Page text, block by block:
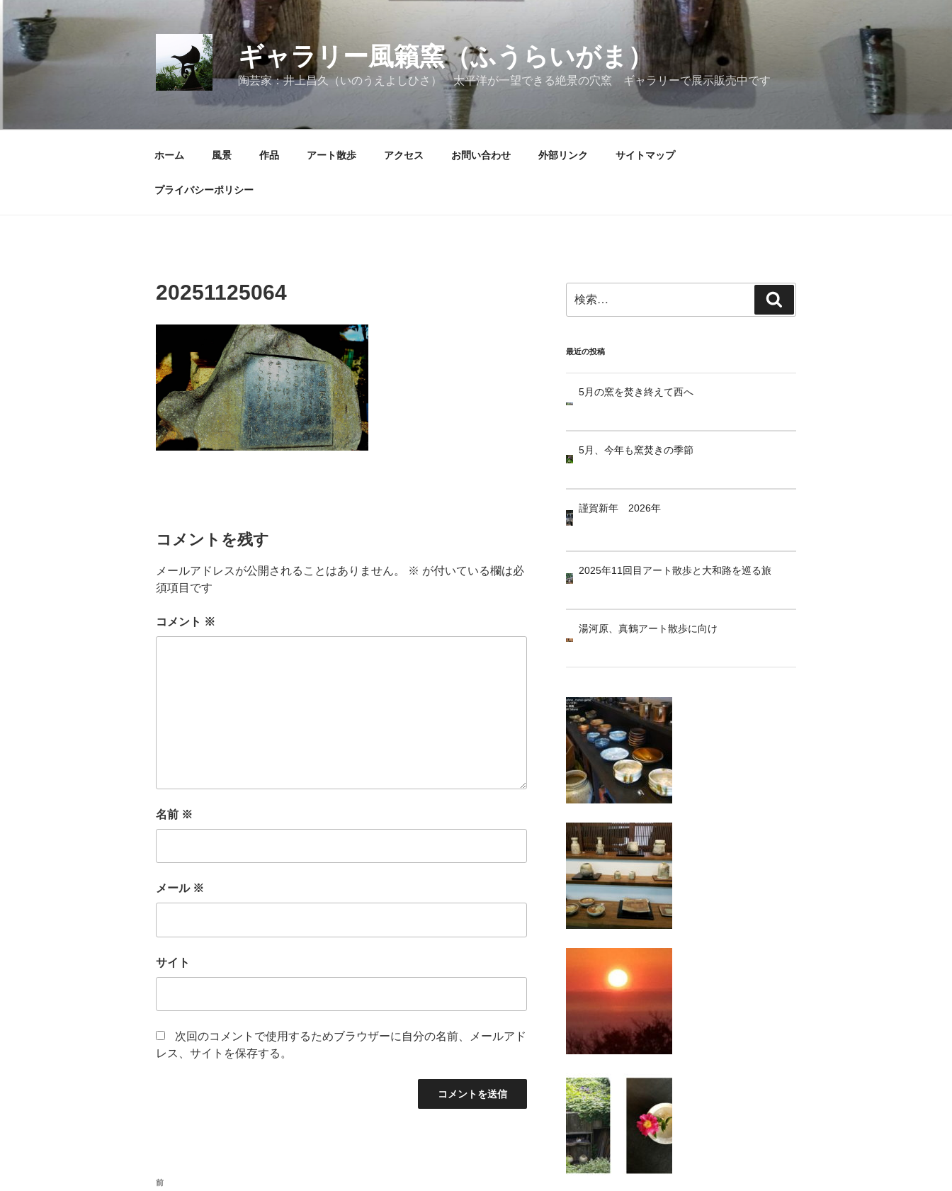
ン
ツ
キ
ギャラリー風籟窯（ふうらいがま）
陶芸家：井上昌久（いのうえよしひさ） 太平洋が一望できる絶景の穴窯 ギャラリーで展示販売中です
ホーム 風景 作品 アート散歩 アクセス お問い合わせ 外部リンク サイトマップ
プライバシーポリシー
20251125064
コメントを残す
メールアドレスが公開されることはありません。 ※ が付いている欄は必
須項目です
コメント ※
名前 ※
メール ※
サイト
次回のコメントで使用するためブラウザーに自分の名前、メールアド
レス、サイトを保存する。
投
前
前
索:
索
最近の投稿
5月の窯を焚き終えて西へ
5月、今年も窯焚きの季節
謹賀新年 2026年
2025年11回目アート散歩と大和路を巡る旅
湯河原、真鶴アート散歩に向け